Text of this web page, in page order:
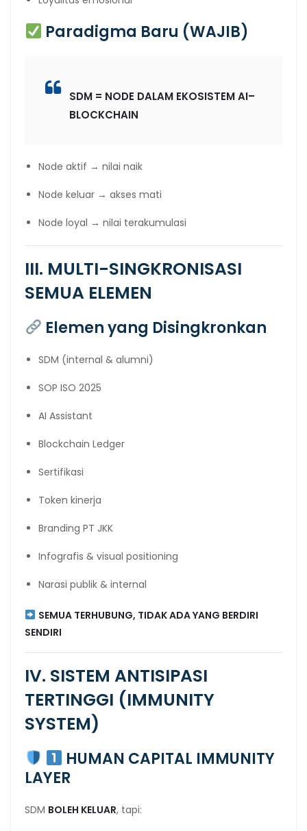
Paradigma Baru (WAJIB)
SDM = NODE DALAM EKOSISTEM AI–
BLOCKCHAIN
Node aktif → nilai naik
Node keluar → akses mati
Node loyal → nilai terakumulasi
III. MULTI-SINGKRONISASI
SEMUA ELEMEN
Elemen yang Disingkronkan
SDM (internal & alumni)
SOP ISO 2025
AI Assistant
Blockchain Ledger
Sertifikasi
Token kinerja
Branding PT JKK
Infografis & visual positioning
Narasi publik & internal
SEMUA TERHUBUNG, TIDAK ADA YANG BERDIRI
SENDIRI
IV. SISTEM ANTISIPASI
TERTINGGI (IMMUNITY
SYSTEM)
HUMAN CAPITAL IMMUNITY
LAYER
SDM BOLEH KELUAR, tapi: